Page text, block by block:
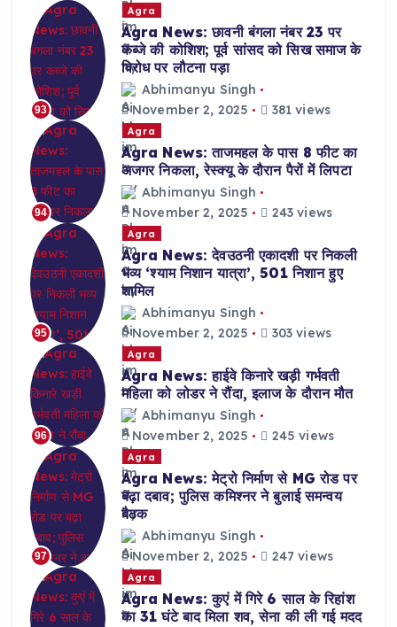
93
Agra
Agra News: छावनी बंगला नंबर 23 पर
कब्जे की कोशिश; पूर्व सांसद को सिख समाज के
विरोध पर लौटना पड़ा
Abhimanyu Singh
November 2, 2025
381 views
94
Agra
Agra News: ताजमहल के पास 8 फीट का
अजगर निकला, रेस्क्यू के दौरान पैरों में लिपटा
Abhimanyu Singh
November 2, 2025
243 views
95
Agra
Agra News: देवउठनी एकादशी पर निकली
भव्य ‘श्याम निशान यात्रा’, 501 निशान हुए
शामिल
Abhimanyu Singh
November 2, 2025
303 views
96
Agra
Agra News: हाईवे किनारे खड़ी गर्भवती
महिला को लोडर ने रौंदा, इलाज के दौरान मौत
Abhimanyu Singh
November 2, 2025
245 views
97
Agra
Agra News: मेट्रो निर्माण से MG रोड पर
बढ़ा दबाव; पुलिस कमिश्नर ने बुलाई समन्वय
बैठक
Abhimanyu Singh
November 2, 2025
247 views
Agra
Agra News: कुएं में गिरे 6 साल के रिहांश
का 31 घंटे बाद मिला शव, सेना की ली गई मदद